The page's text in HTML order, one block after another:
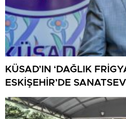
KÜSAD’IN ‘DAĞLIK
ESKİŞEHİR’DE
BULUŞUYOR